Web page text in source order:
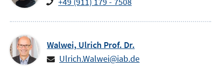
Walwei, Ulrich Prof. Dr.
Ulrich.Walwei@iab.de